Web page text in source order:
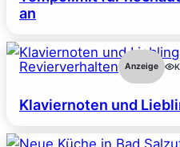
an
Revierverhalten Anzeige
Klaviernoten und